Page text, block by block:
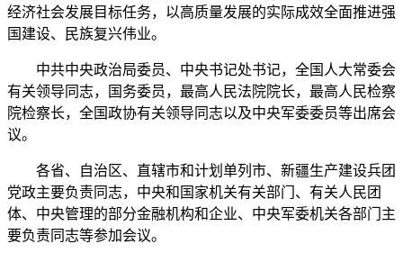
经济社会发展目标任务，以高质量发展的实际成效全面推进强
国建设、民族复兴伟业。
中共中央政治局委员、中央书记处书记，全国人大常委会
有关领导同志，国务委员，最高人民法院院长，最高人民检察
院检察长，全国政协有关领导同志以及中央军委委员等出席会
议。
各省、自治区、直辖市和计划单列市、新疆生产建设兵团
党政主要负责同志，中央和国家机关有关部门、有关人民团
体、中央管理的部分金融机构和企业、中央军委机关各部门主
要负责同志等参加会议。